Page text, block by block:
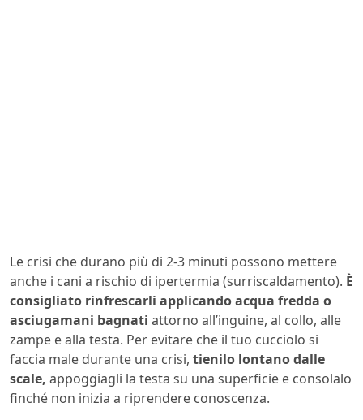
Le crisi che durano più di 2-3 minuti possono mettere
anche i cani a rischio di ipertermia (surriscaldamento). È
consigliato rinfrescarli applicando acqua fredda o
asciugamani bagnati attorno all’inguine, al collo, alle
zampe e alla testa. Per evitare che il tuo cucciolo si
faccia male durante una crisi, tienilo lontano dalle
scale, appoggiagli la testa su una superficie e consolalo
finché non inizia a riprendere conoscenza.